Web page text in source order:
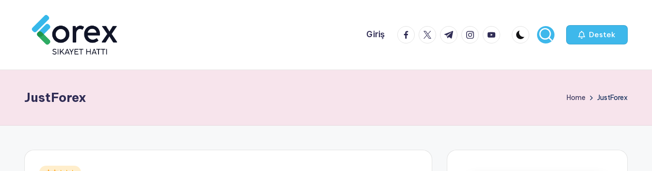
Giriş facebook.com
twitter.com
t.me instagram.com
youtube.com Destek
JustForex Home JustForex